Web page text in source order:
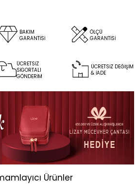
BAKIM
GARANTİSİ
ÖLÇÜ
GARANTİSİ
ÜCRETSİZ
SİGORTALI
GÖNDERİM
ÜCRETSİZ DEĞİŞİM
& İADE
Ürünler